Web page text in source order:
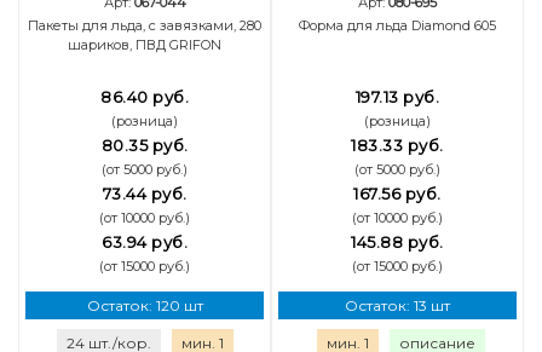
Пакеты для льда, с завязками, 280
шариков, ПВД GRIFON
86.40 руб.
(розница)
80.35 руб.
(от 5000 руб.)
73.44 руб.
(от 10000 руб.)
63.94 руб.
(от 15000 руб.)
Остаток: 120 шт
24 шт./кор. мин. 1
Форма для льда Diamond 605
197.13 руб.
(розница)
183.33 руб.
(от 5000 руб.)
167.56 руб.
(от 10000 руб.)
145.88 руб.
(от 15000 руб.)
Остаток: 13 шт
мин. 1 описание